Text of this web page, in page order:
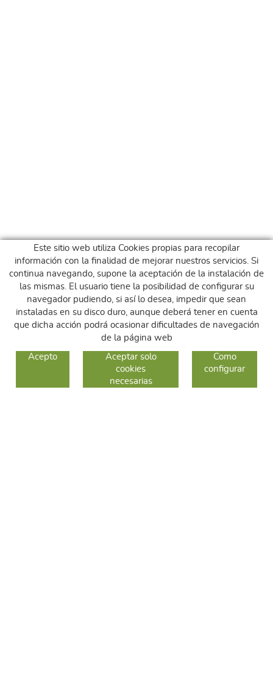
CAMBIOS Y DEVOLUCIONES
Este sitio web utiliza Cookies propias para recopilar
información con la finalidad de mejorar nuestros servicios. Si
continua navegando, supone la aceptación de la instalación de
las mismas. El usuario tiene la posibilidad de configurar su
navegador pudiendo, si así lo desea, impedir que sean
instaladas en su disco duro, aunque deberá tener en cuenta
que dicha acción podrá ocasionar dificultades de navegación
de la página web
Acepto
Aceptar solo
cookies
necesarias
Como
configurar